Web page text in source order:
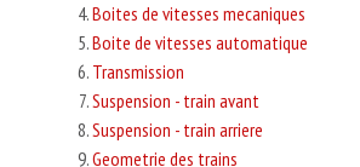
Boites de vitesses mecaniques
Boite de vitesses automatique
Transmission
Suspension - train avant
Suspension - train arriere
Geometrie des trains